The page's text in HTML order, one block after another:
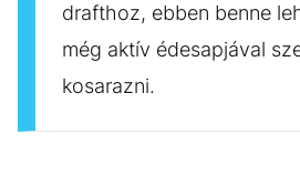
drafthoz, ebben benne
még aktív édesapjával
kosarazni.